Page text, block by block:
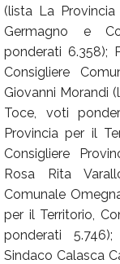
(lista La Provincia
Germagno e
ponderati 6.358);
Consigliere
Giovanni Morandi
Toce, voti
Provincia per il
Consigliere
Rosa Rita
Comunale
per il Territorio,
ponderati
Sindaco Calasca